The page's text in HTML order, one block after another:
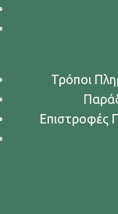
Τρόποι
Επιστροφές